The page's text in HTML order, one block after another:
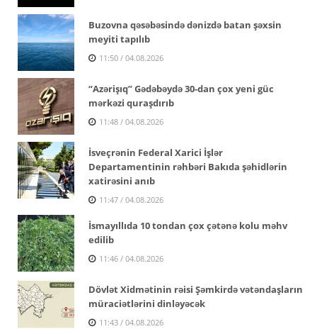
Buzovna qəsəbəsində dənizdə batan şəxsin
meyiti tapılıb
11:50 / 04.08.2026
“Azərişıq” Gədəbəydə 30-dan çox yeni güc
mərkəzi quraşdırıb
11:48 / 04.08.2026
İsveçrənin Federal Xarici İşlər
Departamentinin rəhbəri Bakıda şəhidlərin
xatirəsini anıb
11:47 / 04.08.2026
İsmayıllıda 10 tondan çox çətənə kolu məhv
edilib
11:46 / 04.08.2026
Dövlət Xidmətinin rəisi Şəmkirdə vətəndaşların
müraciətlərini dinləyəcək
11:43 / 04.08.2026